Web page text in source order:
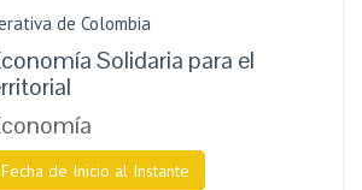
de Colombia
Solidaria para el
de Inicio al Instante